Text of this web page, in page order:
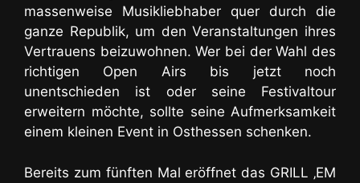
massenweise Musikliebhaber quer durch die
ganze Republik, um den Veranstaltungen ihres
Vertrauens beizuwohnen. Wer bei der Wahl des
richtigen Open Airs bis jetzt noch
unentschieden ist oder seine Festivaltour
erweitern möchte, sollte seine Aufmerksamkeit
einem kleinen Event in Osthessen schenken.
Bereits zum fünften Mal eröffnet das GRILL ‚EM